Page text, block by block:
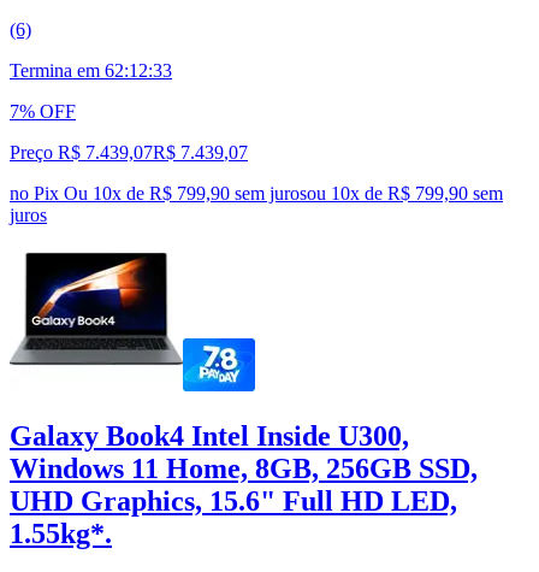
(6)
Termina em 62:12:32
7% OFF
Preço R$ 7.439,07R$ 7.439,07
no Pix Ou 10x de R$ 799,90 sem jurosou 10x de R$ 799,90 sem
juros
Galaxy Book4 Intel Inside U300,
Windows 11 Home, 8GB, 256GB SSD,
UHD Graphics, 15.6" Full HD LED,
1.55kg*.